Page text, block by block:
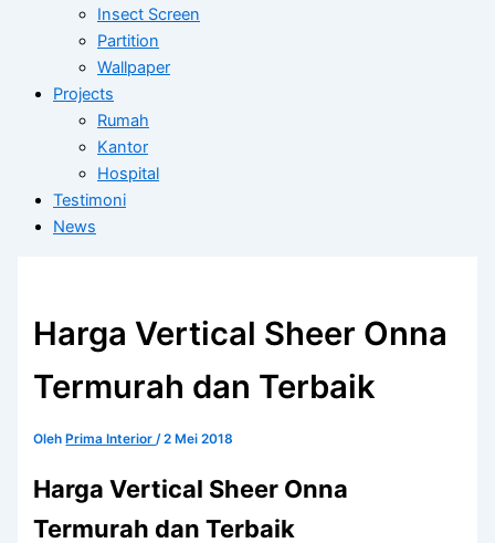
Insect Screen
Partition
Wallpaper
Projects
Rumah
Kantor
Hospital
Testimoni
News
Harga Vertical Sheer Onna
Termurah dan Terbaik
Oleh Prima Interior/2 Mei 2018
Harga Vertical Sheer Onna
Termurah dan Terbaik